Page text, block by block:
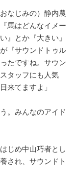
なじみの）静内農
馬はどんなイメー
』とか『大きい』
『サウンドトゥル
たですね。サウン
タッフにも人気
来てますよ」
。みんなのアイド
じめ中山巧者とし
され、サウンドト